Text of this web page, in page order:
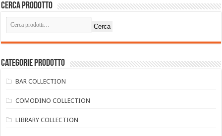
Cerca prodotto
Cerca
Categorie prodotto
BAR COLLECTION
COMODINO COLLECTION
LIBRARY COLLECTION